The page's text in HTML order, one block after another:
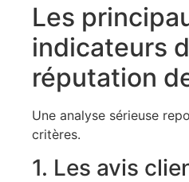
Les
indicateurs
réputation
Une analyse sérieuse
critères.
1. Les avis